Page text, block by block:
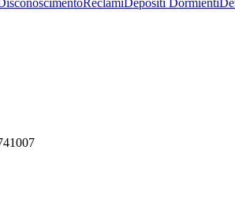
ReclamiDepositi Dormienti